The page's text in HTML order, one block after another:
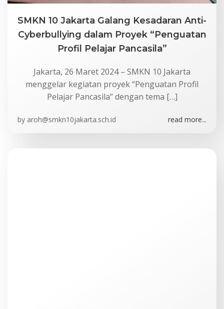
SMKN 10 Jakarta Galang Kesadaran Anti-
Cyberbullying dalam Proyek “Penguatan
Profil Pelajar Pancasila”
Jakarta, 26 Maret 2024 – SMKN 10 Jakarta
menggelar kegiatan proyek “Penguatan Profil
Pelajar Pancasila” dengan tema […]
by aroh@smkn10jakarta.sch.id read more...